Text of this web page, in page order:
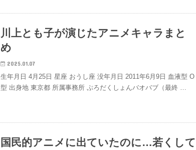
川上とも子が演じたアニメキャラまと
め
2025.01.07
生年月日 4月25日 星座 おうし座 没年月日 2011年6月9日 血液型 O
型 出身地 東京都 所属事務所 ぷろだくしょんバオバブ（最終 …
国民的アニメに出ていたのに…若くして